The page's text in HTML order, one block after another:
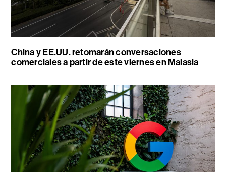
China y EE.UU. retomarán conversaciones
comerciales a partir de este viernes en Malasia